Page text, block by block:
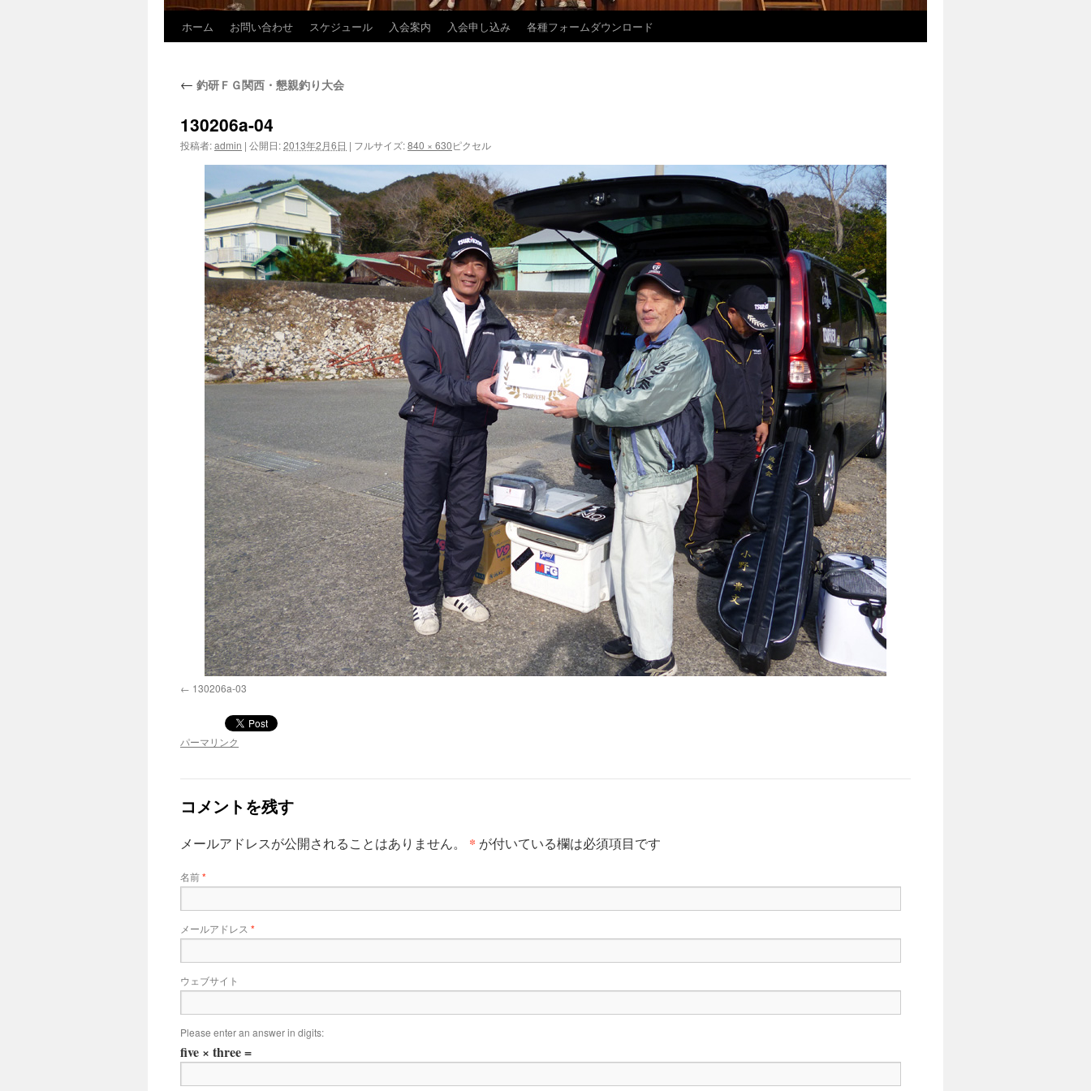
テ
ン
ツ
ホーム お問い合わせ スケジュール 入会案内 入会申し込み 各種フォームダウンロード
← 釣研ＦＧ関西・懇親釣り大会
130206a-04
投稿者:admin | 公開日:2013年2月6日 | フルサイズ:840 × 630ピクセル
130206a-03
パーマリンク
コメントを残す
メールアドレスが公開されることはありません。 * が付いている欄は必須項目です
名前*
メールアドレス *
ウェブサイト
Please enter an answer in digits:
five × three =